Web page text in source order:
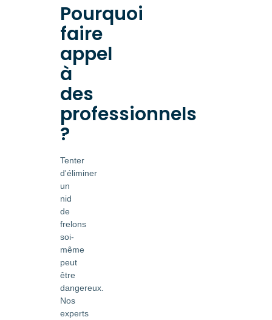
Pourquoi
faire
appel
à
des
professionnels
?
Tenter
d'éliminer
un
nid
de
frelons
soi-
même
peut
être
dangereux.
Nos
experts